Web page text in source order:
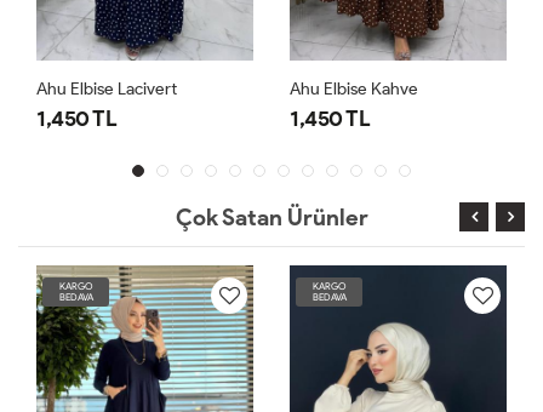
Ahu Elbise Lacivert
1,450 TL
Ahu Elbise Kahve
1,450 TL
Çok Satan Ürünler
KARGO
BEDAVA
KARGO
BEDAVA